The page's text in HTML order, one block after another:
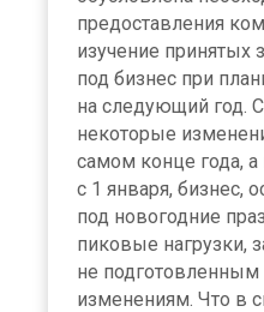
предоставления
изучение принятых
под бизнес при
на следующий год.
некоторые
самом конце года,
с 1 января, бизнес,
под новогодние
пиковые нагрузки,
не
изменениям. Что в